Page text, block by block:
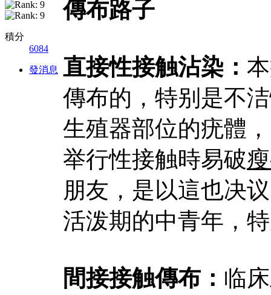
積分
6084
發消息
傳布路子
直接性接触沾染：
傳布的，特别是不
生殖器部位的疣體
举行性接触時易破
朋友，是以這也决
活泼期的中青年，
間接接触傳布： 临